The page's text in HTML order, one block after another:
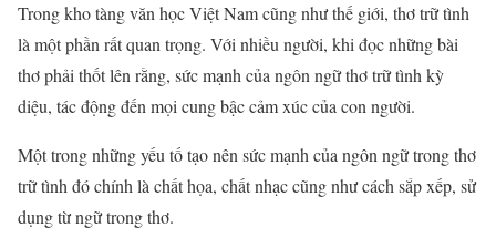
Trong kho tàng văn học Việt Nam cũng như thế giới, thơ trữ tình
là một phần rất quan trọng. Với nhiều người, khi đọc những bài
thơ phải thốt lên rằng, sức mạnh của ngôn ngữ thơ trữ tình kỳ
diệu, tác động đến mọi cung bậc cảm xúc của con người.
Một trong những yếu tố tạo nên sức mạnh của ngôn ngữ trong thơ
trữ tình đó chính là chất họa, chất nhạc cũng như cách sắp xếp, sử
dụng từ ngữ trong thơ.